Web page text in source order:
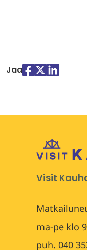
Jaa
"Facebook"
"X""LinkedIn"
Visit
ma-pe klo
puh. 040